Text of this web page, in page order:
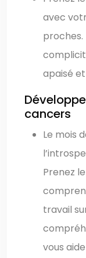
avec
apaisé
cancers
Le mois
Prenez
travail
vous